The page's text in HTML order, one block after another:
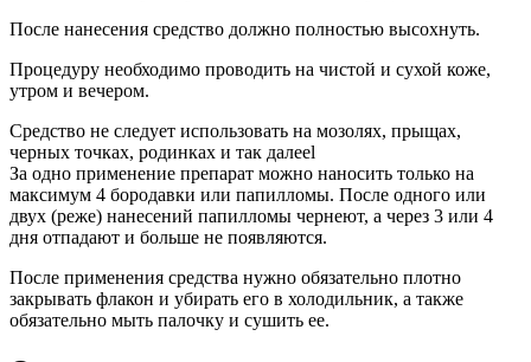
После нанесения средство должно полностью высохнуть.
Процедуру необходимо проводить на чистой и сухой коже,
утром и вечером.
Средство не следует использовать на мозолях, прыщах,
черных точках, родинках и так далееl
За одно применение препарат можно наносить только на
максимум 4 бородавки или папилломы. После одного или
двух (реже) нанесений папилломы чернеют, а через 3 или 4
дня отпадают и больше не появляются.
После применения средства нужно обязательно плотно
закрывать флакон и убирать его в холодильник, а также
обязательно мыть палочку и сушить ее.